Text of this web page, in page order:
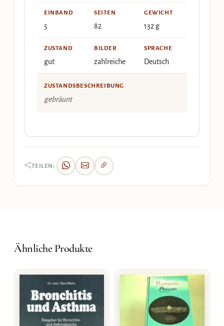
EINBAND
5
SEITEN
82
GEWICHT
132 g
ZUSTAND
gut
BILDER
zahlreiche
SPRACHE
Deutsch
ZUSTANDSBESCHREIBUNG
gebräunt
TEILEN:
Ähnliche Produkte